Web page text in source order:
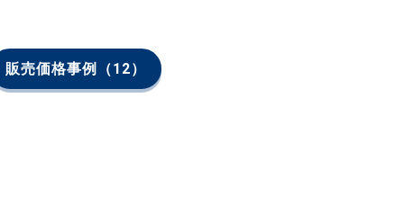
販売価格事例 （12）